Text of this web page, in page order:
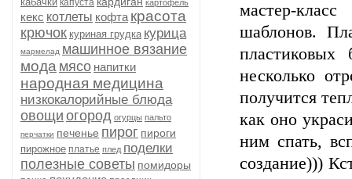
капуста картофель
кекс котлеты кофта красота
крючок куриная грудка курица
мармелад машинное вязание
мода мясо напитки
народная медицина
низкокалорийные блюда
овощи огород огурцы пальто
перчатки печенье пирог пироги
пирожное платье плед поделки
полезные советы помидоры
мастер-
шаблонов.
несколько
получится
как оно
ним спать,
создание)))